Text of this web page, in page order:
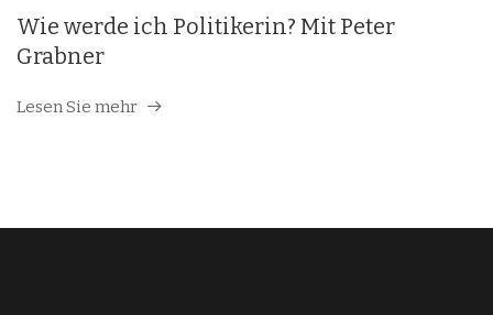
Wie werde ich Politikerin? Mit Peter
Grabner
Lesen Sie mehr